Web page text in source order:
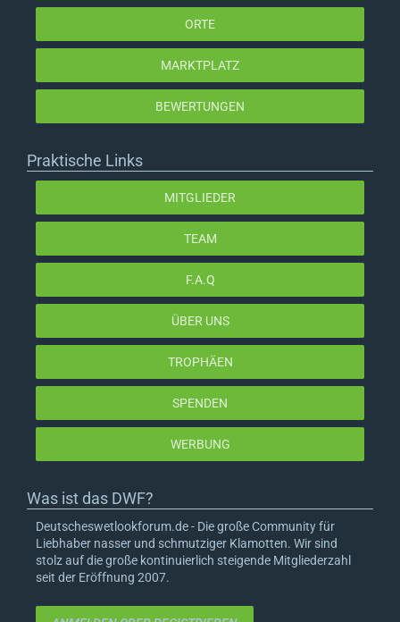
ORTE
MARKTPLATZ
BEWERTUNGEN
Praktische Links
MITGLIEDER
TEAM
F.A.Q
ÜBER UNS
TROPHÄEN
SPENDEN
WERBUNG
Was ist das DWF?
Deutscheswetlookforum.de - Die große Community für
Liebhaber nasser und schmutziger Klamotten. Wir sind
stolz auf die große kontinuierlich steigende Mitgliederzahl
seit der Eröffnung 2007.